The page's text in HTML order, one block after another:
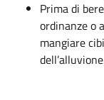
Prima di
ordinanze o
mangiare